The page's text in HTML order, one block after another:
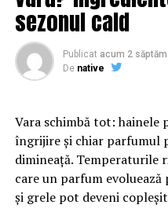
brandului. O platformă
seriozitate și atenție la
paginilor îi ajută pe
informațiile importante și
Conținutul are un rol
convingere a publicului.
de caz și paginile bine
demonstrează expertiza
contribuie la dezvoltarea
sezonul cald
Publicat acum 2
De native
Vara schimbă tot: hainele
îngrijire și chiar parfumul
dimineață. Temperaturile
care un parfum
și grele pot deveni